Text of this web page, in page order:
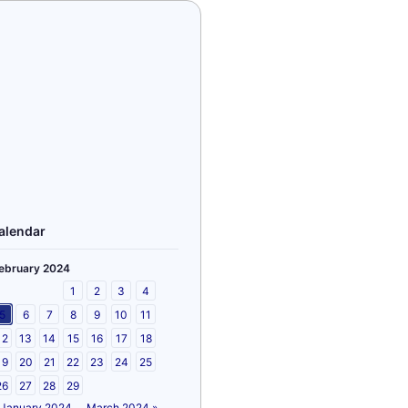
2024
1
2 3
4
5
6 7 8 9 10
11
13 14 15 16 17
18
20 21 22 23 24
25
27 28
29